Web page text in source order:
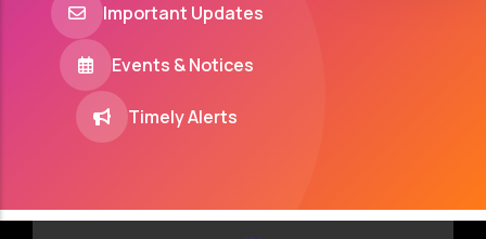
Important Updates
Events & Notices
Timely Alerts